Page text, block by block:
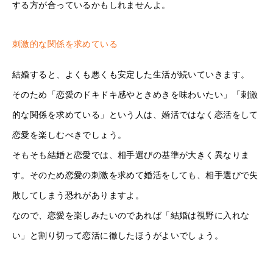
する方が合っているかもしれませんよ。
刺激的な関係を求めている
結婚すると、よくも悪くも安定した生活が続いていきます。
そのため「恋愛のドキドキ感やときめきを味わいたい」「刺激
的な関係を求めている」という人は、婚活ではなく恋活をして
恋愛を楽しむべきでしょう。
そもそも結婚と恋愛では、相手選びの基準が大きく異なりま
す。そのため恋愛の刺激を求めて婚活をしても、相手選びで失
敗してしまう恐れがありますよ。
なので、恋愛を楽しみたいのであれば「結婚は視野に入れな
い」と割り切って恋活に徹したほうがよいでしょう。